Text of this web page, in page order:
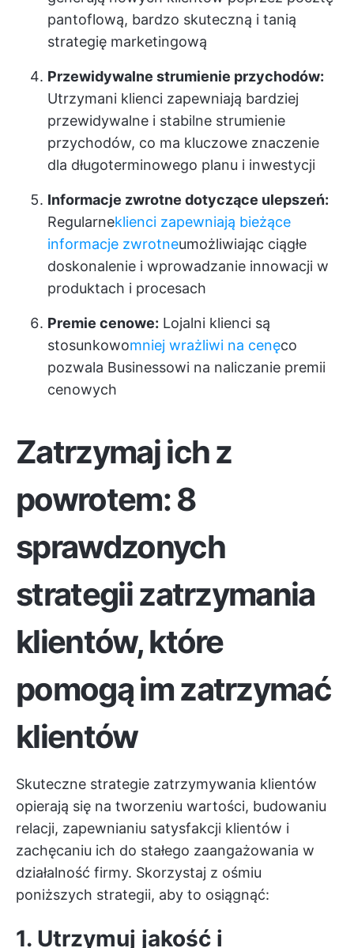
pantoflową, bardzo skuteczną i tanią
strategię marketingową
Przewidywalne strumienie przychodów:
Utrzymani klienci zapewniają bardziej
przewidywalne i stabilne strumienie
przychodów, co ma kluczowe znaczenie
dla długoterminowego planu i inwestycji
Informacje zwrotne dotyczące ulepszeń:
Regularneklienci zapewniają bieżące
informacje zwrotneumożliwiając ciągłe
doskonalenie i wprowadzanie innowacji w
produktach i procesach
Premie cenowe: Lojalni klienci są
stosunkowomniej wrażliwi na cenęco
pozwala Businessowi na naliczanie premii
cenowych
Zatrzymaj ich z
powrotem: 8
sprawdzonych
strategii zatrzymania
klientów, które
pomogą im zatrzymać
klientów
Skuteczne strategie zatrzymywania klientów
opierają się na tworzeniu wartości, budowaniu
relacji, zapewnianiu satysfakcji klientów i
zachęcaniu ich do stałego zaangażowania w
działalność firmy. Skorzystaj z ośmiu
poniższych strategii, aby to osiągnąć:
1. Utrzymuj jakość i